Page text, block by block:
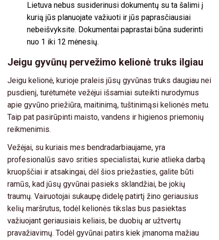
Lietuva nebus susiderinusi dokumentų su ta šalimi į
kurią jūs planuojate važiuoti ir jūs paprasčiausiai
nebeišvyksite. Dokumentai paprastai būna suderinti
nuo 1 iki 12 mėnesių.
Jeigu gyvūnų pervežimo kelionė truks ilgiau
Jeigu kelionė, kurioje praleis jūsų gyvūnas truks daugiau nei
pusdienį, turėtumėte vežėjui išsamiai suteikti nurodymus
apie gyvūno priežiūra, maitinimą, tuštinimąsi kelionės metu.
Taip pat pasirūpinti maisto, vandens ir higienos priemonių
reikmenimis.
Vežėjai, su kuriais mes bendradarbiaujame, yra
profesionalūs savo srities specialistai, kurie atlieka darbą
kruopščiai ir atsakingai, dėl šios priežasties, galite būti
ramūs, kad jūsų gyvūnai pasieks sklandžiai, be jokių
traumų. Vairuotojai sukaupę didelę patirtį žino geriausius
kelių maršrutus, todėl kelionės tikslas bus pasiektas
važiuojant geriausiais keliais, be duobių ar užtvertų
pravažiavimų. Todėl gyvūnai patirs kiek įmanoma mažiau